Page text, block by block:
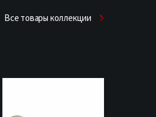
Все товары коллекции